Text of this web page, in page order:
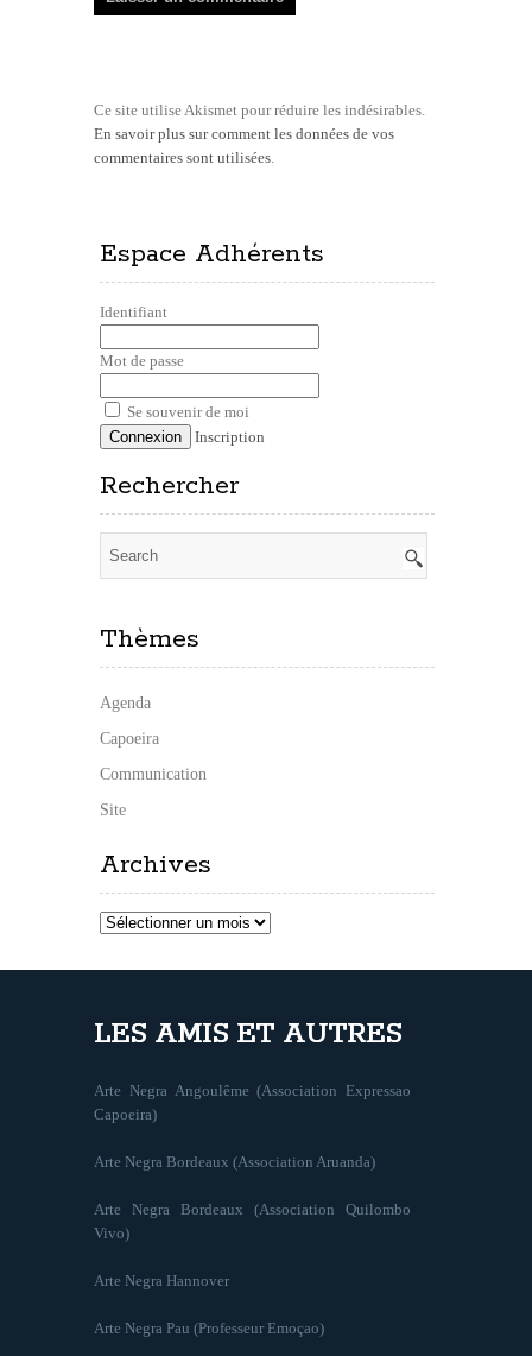
Ce site utilise Akismet pour réduire les indésirables.
En savoir plus sur comment les données de vos
commentaires sont utilisées
Espace Adhérents
Identifiant
Mot de passe
Se souvenir de moi
Inscription
Rechercher
Thèmes
Agenda
Capoeira
Communication
Site
Archives
Archives
LES AMIS ET AUTRES
Arte Negra Angoulême (Association Expressao
Capoeira)
Arte Negra Bordeaux (Association Aruanda)
Arte Negra Bordeaux (Association Quilombo
Vivo)
Arte Negra Hannover
Arte Negra Pau (Professeur Emoçao)